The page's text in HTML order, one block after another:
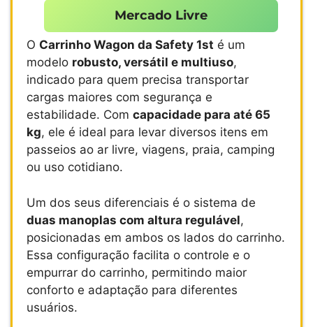
Mercado Livre
O Carrinho Wagon da Safety 1st é um
modelo robusto, versátil e multiuso,
indicado para quem precisa transportar
cargas maiores com segurança e
estabilidade. Com capacidade para até 65
kg, ele é ideal para levar diversos itens em
passeios ao ar livre, viagens, praia, camping
ou uso cotidiano.
Um dos seus diferenciais é o sistema de
duas manoplas com altura regulável,
posicionadas em ambos os lados do carrinho.
Essa configuração facilita o controle e o
empurrar do carrinho, permitindo maior
conforto e adaptação para diferentes
usuários.